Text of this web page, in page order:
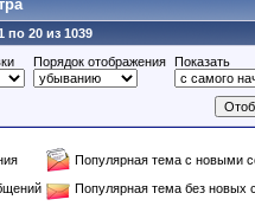
по 20 из 1039
Порядок отображения Показать
Популярная тема с новыми
Популярная тема без новых